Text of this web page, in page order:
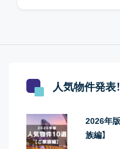
人気物件発表
2026年
族編】